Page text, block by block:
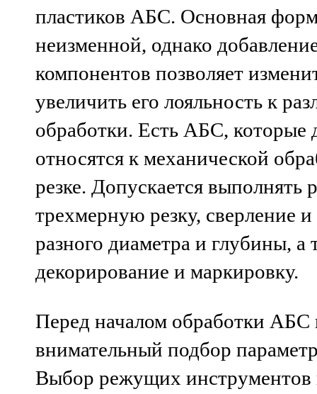
пластиков АБС. Основная
неизменной, однако
компонентов позволяет
увеличить его лояльность к
обработки. Есть АБС, которые
относятся к механической
резке. Допускается выполнять
трехмерную резку, сверление
разного диаметра и глубины, а
декорирование и маркировку.
Перед началом обработки АБС
внимательный подбор
Выбор режущих инструментов